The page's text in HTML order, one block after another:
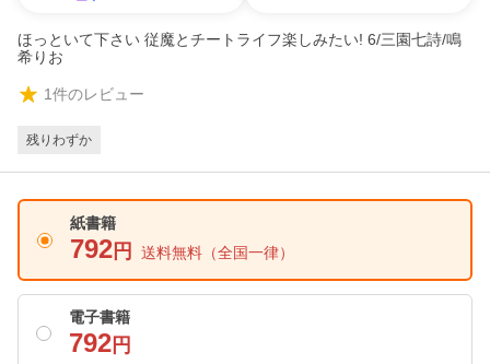
ほっといて下さい 従魔とチートライフ楽しみたい! 6/三園七詩/鳴
希りお
1件のレビュー
残りわずか
紙書籍
792 円 送料無料 （全国一律）
電子書籍
792 円